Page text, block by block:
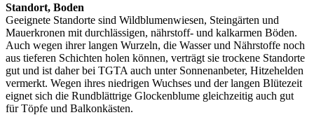
Standort, Boden
Geeignete Standorte sind Wildblumenwiesen, Steingärten und
Mauerkronen mit durchlässigen, nährstoff- und kalkarmen Böden.
Auch wegen ihrer langen Wurzeln, die Wasser und Nährstoffe noch
aus tieferen Schichten holen können, verträgt sie trockene Standorte
gut und ist daher bei TGTA auch unter Sonnenanbeter, Hitzehelden
vermerkt. Wegen ihres niedrigen Wuchses und der langen Blütezeit
eignet sich die Rundblättrige Glockenblume gleichzeitig auch gut
für Töpfe und Balkonkästen.